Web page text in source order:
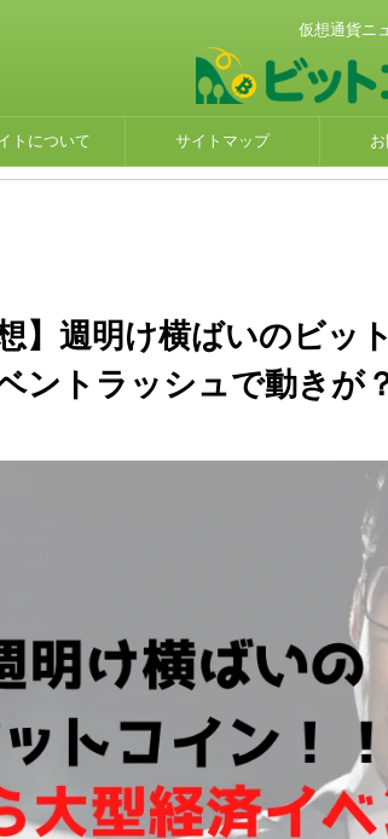
仮想通貨ニ
トについて サイトマップ
】週明け横ばいのビッ
ントラッシュで動きが